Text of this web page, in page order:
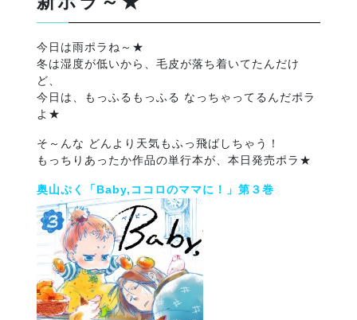
今日は雨ポラね～★
冬は湿度が低いから、毛皮が落ち着いてたんだけ
ど、
今日は、もっふるもっふる なっちゃってるんだポラ
よ★
そ～んな どんより天気もふっ飛ばしちゃう！
もっちりあったか作品の単行本が、本日発売ポラ★
奥山ぷく「Baby,ココロのママに！」第３巻